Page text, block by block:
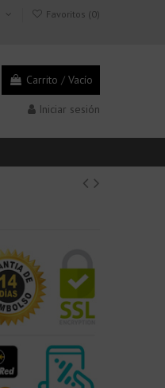
Favoritos (0)
Carrito / Vacío
Iniciar sesión